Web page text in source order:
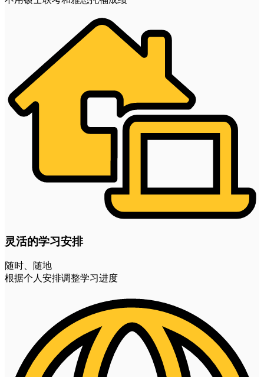
灵活的学习安排
随时、随地
根据个人安排调整学习进度